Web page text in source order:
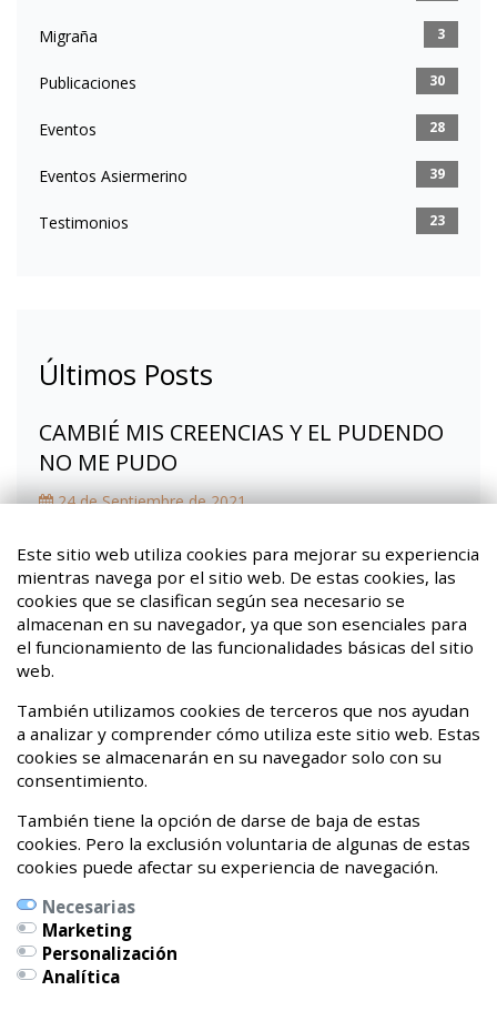
Migraña 3
Publicaciones 30
Eventos 28
Eventos Asiermerino 39
Testimonios 23
Últimos Posts
CAMBIÉ MIS CREENCIAS Y EL PUDENDO
NO ME PUDO
24 de Septiembre de 2021
Fibromialgia, la mochila que ya no llevo
08 de Marzo de 2021
¡Hasta nunca dolor crónico!
Este sitio web utiliza cookies para mejorar su experiencia
mientras navega por el sitio web. De estas cookies, las
cookies que se clasifican según sea necesario se
almacenan en su navegador, ya que son esenciales para
el funcionamiento de las funcionalidades básicas del sitio
web.
También utilizamos cookies de terceros que nos ayudan
a analizar y comprender cómo utiliza este sitio web. Estas
cookies se almacenarán en su navegador solo con su
consentimiento.
También tiene la opción de darse de baja de estas
cookies. Pero la exclusión voluntaria de algunas de estas
cookies puede afectar su experiencia de navegación.
Necesarias
Marketing
Personalización
Analítica